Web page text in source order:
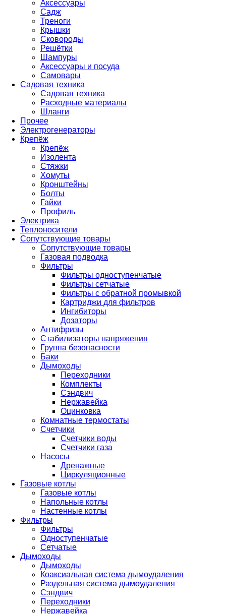
Аксессуары
Садж
Треноги
Крышки
Сковороды
Решётки
Шампуры
Аксессуары и посуда
Самовары
Садовая техника
Садовая техника
Расходные материалы
Шланги
Прочее
Электрогенераторы
Крепёж
Крепёж
Изолента
Стяжки
Хомуты
Кронштейны
Болты
Гайки
Профиль
Электрика
Теплоносители
Сопутствующие товары
Сопутствующие товары
Газовая подводка
Фильтры
Фильтры одноступенчатые
Фильтры сетчатые
Фильтры с обратной промывкой
Картриджи для фильтров
Ингибиторы
Дозаторы
Антифризы
Стабилизаторы напряжения
Группа безопасности
Баки
Дымоходы
Переходники
Комплекты
Сэндвич
Нержавейка
Оцинковка
Комнатные термостаты
Счетчики
Счетчики воды
Счетчики газа
Насосы
Дренажные
Циркуляционные
Газовые котлы
Газовые котлы
Напольные котлы
Настенные котлы
Фильтры
Фильтры
Одноступенчатые
Сетчатые
Дымоходы
Дымоходы
Коаксиальная система дымоудаления
Раздельная система дымоудаления
Сэндвич
Переходники
Нержавейка